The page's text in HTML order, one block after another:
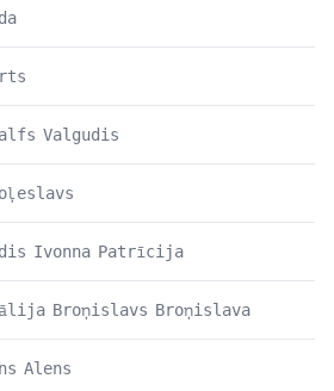
Valgudis
Ivonna Patrīcija
Broņislavs Broņislava
Alens